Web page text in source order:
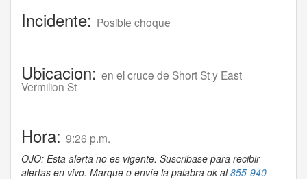
Incidente: Posible choque
Ubicacion: en el cruce de Short St y East
Vermilion St
Hora: 9:26 p.m.
OJO: Esta alerta no es vigente. Suscribase para recibir
alertas en vivo. Marque o envíe la palabra ok al855-940-